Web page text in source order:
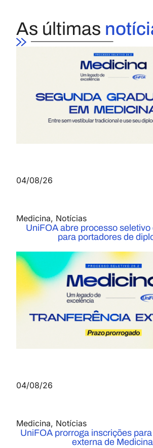
As últimas
04/08/26
Medicina, Notícias
UniFOA abre processo
para portadores de
04/08/26
Medicina, Notícias
UniFOA prorroga inscrições
externa de Medicina